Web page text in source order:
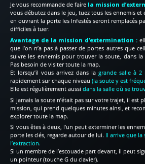
Je vous recommande de faire la mission
vous débutez dans le jeu, tuez tous les ennemis et
en ouvrant la porte les Infestés seront remplacés
difficiles à tuer.
Avantage de la mission d’extermination :
que l’on n’a pas à passer de portes autres que
suivre les ennemis pour trouver la soute, dans la
Pas besoin de visiter toute la map.
Et lorsqu’il vous arrivez dans la grande salle à 2
rapidement sur chaque niveau (la soute y est
Elle est régulièrement aussi dans la salle où se
Si jamais la soute n’était pas sur votre trajet, il est
mission, qui prend quelques minutes ainsi, et
explorer toute la map.
Si vous êtes à deux, l’un peut exterminer les
porte les clés, regarde autour de lui. Il arrive que la
l’extraction.
Si un membre de l’escouade part devant, il peut
un pointeur (touche G du clavier).